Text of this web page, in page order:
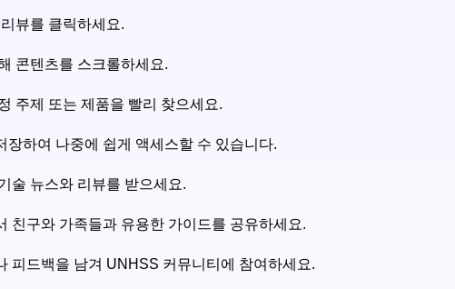
뷰를 클릭하세요.
콘텐츠를 스크롤하세요.
주제 또는 제품을 빨리 찾으세요.
장하여 나중에 쉽게 액세스할 수 있습니다.
술 뉴스와 리뷰를 받으세요.
친구와 가족들과 유용한 가이드를 공유하세요.
피드백을 남겨 UNHSS 커뮤니티에 참여하세요.